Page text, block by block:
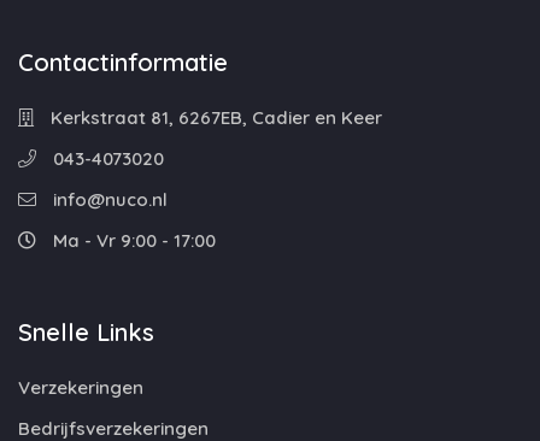
Contactinformatie
Kerkstraat 81, 6267EB, Cadier en Keer
043-4073020
info@nuco.nl
Ma - Vr 9:00 - 17:00
Snelle Links
Verzekeringen
Bedrijfsverzekeringen